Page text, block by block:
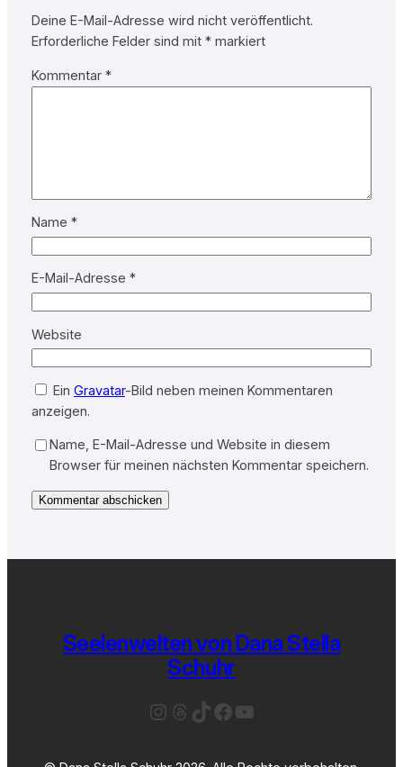
Deine E-Mail-Adresse wird nicht veröffentlicht.
Erforderliche Felder sind mit *markiert
Kommentar *
Name *
E-Mail-Adresse *
Website
Ein Gravatar-Bild neben meinen Kommentaren
anzeigen.
Name, E-Mail-Adresse und Website in diesem
Browser für meinen nächsten Kommentar speichern.
Seelenwelten von Dana Stella
Schuhr
Instagram
Threads
TikTok
Facebook
YouTube